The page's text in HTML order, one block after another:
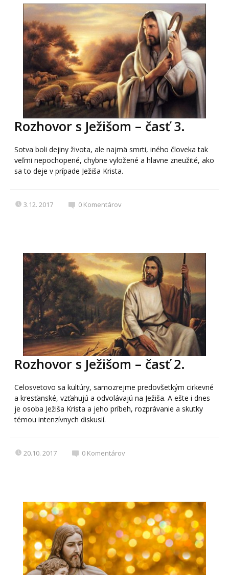
Rozhovor s Ježišom – časť 3.
Sotva boli dejiny života, ale najmä smrti, iného človeka tak
veľmi nepochopené, chybne vyložené a hlavne zneužité, ako
sa to deje v prípade Ježiša Krista.
3.12. 2017 0 Komentárov
Rozhovor s Ježišom – časť 2.
Celosvetovo sa kultúry, samozrejme predovšetkým cirkevné
a kresťanské, vzťahujú a odvolávajú na Ježiša. A ešte i dnes
je osoba Ježiša Krista a jeho príbeh, rozprávanie a skutky
témou intenzívnych diskusií.
20.10. 2017 0 Komentárov